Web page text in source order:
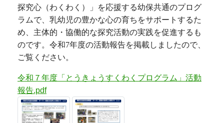
新着情報
2026/08/03
令和８年度７月号園だより
2026/06/30
ふれあい（いじめ防止強化）月間
2026/06/29
令和８年度６月号園だより